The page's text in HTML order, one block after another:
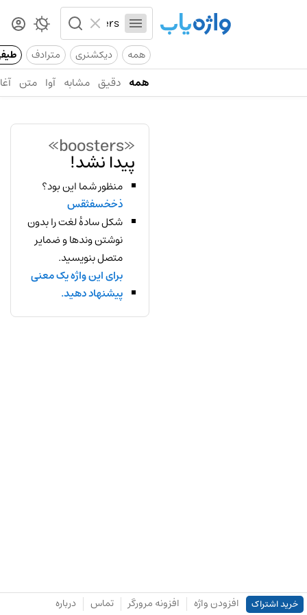
همه دیکشنری مترادف
همه دقیق مشابه آوا متن
«boosters»
پیدا نشد!
منظور شما این بود؟
ذخخسفثقس
شکل سادهٔ لغت را بدون
نوشتن وندها و ضمایر
متصل بنویسید.
برای این واژه یک معنی
پیشنهاد دهید.
خرید اشتراک افزودن واژه افزونه مرورگر تماس درباره